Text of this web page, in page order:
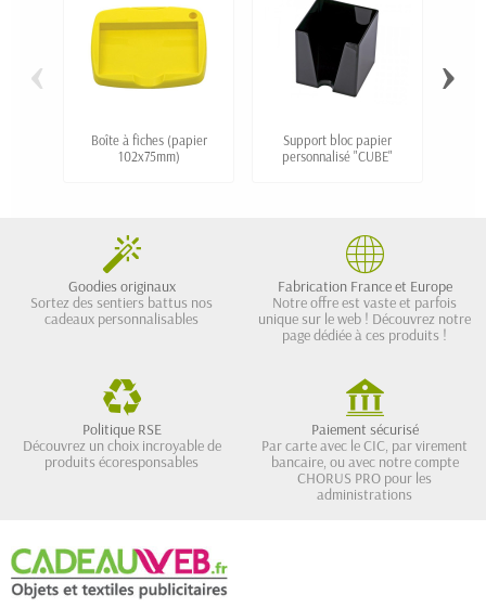
Boîte à fiches (papier
102x75mm)
Support bloc papier
personnalisé "CUBE"
‹ ›
Goodies originaux
Sortez des sentiers battus nos
cadeaux personnalisables
Fabrication France et Europe
Notre offre est vaste et parfois
unique sur le web ! Découvrez notre
page dédiée à ces produits !
Politique RSE
Découvrez un choix incroyable de
produits écoresponsables
Paiement sécurisé
Par carte avec le CIC, par virement
bancaire, ou avec notre compte
CHORUS PRO pour les
administrations